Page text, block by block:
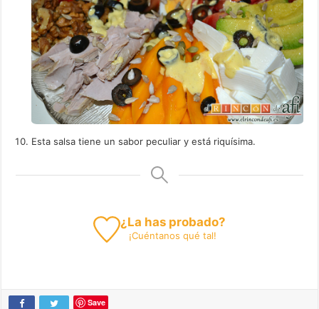
Esta salsa tiene un sabor peculiar y está riquísima.
¿La has probado?
¡Cuéntanos qué tal!
Save